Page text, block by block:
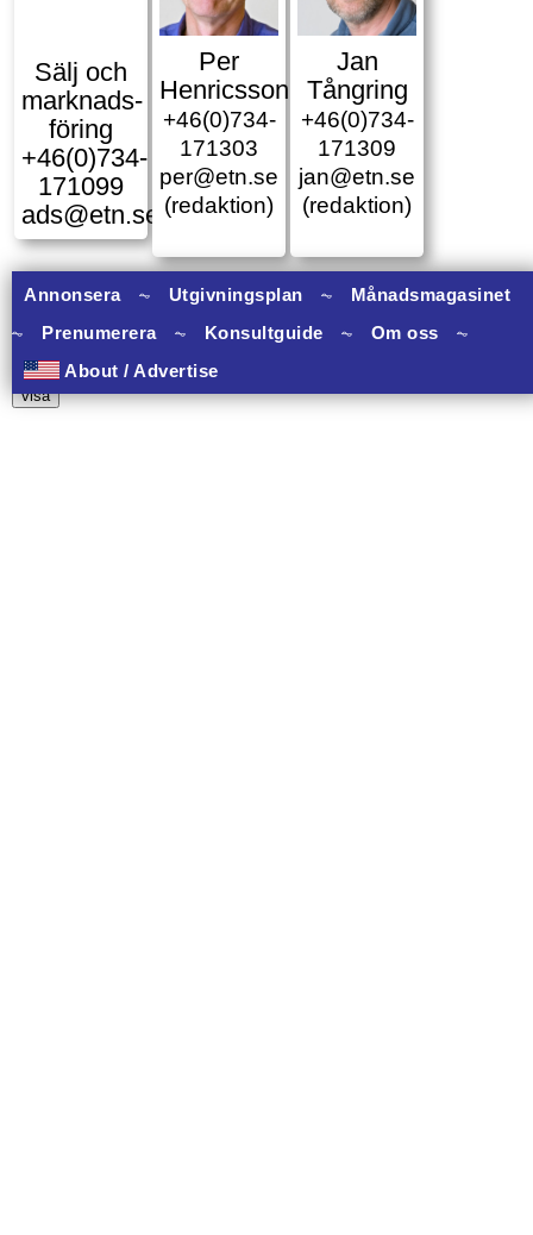
Sälj och
marknads­
föring
+46(0)734-
171099
ads@etn.se
Per
Henricsson
+46(0)734-
171303
per@etn.se
(redaktion)
Jan
Tångring
+46(0)734-
171309
jan@etn.se
(redaktion)
Annonsera ⏦ Utgivningsplan ⏦
Månadsmagasinet
⏦
Prenumerera ⏦ Konsultguide ⏦ Om oss
⏦
About / Advertise
11 banners varav 11 har onclick.